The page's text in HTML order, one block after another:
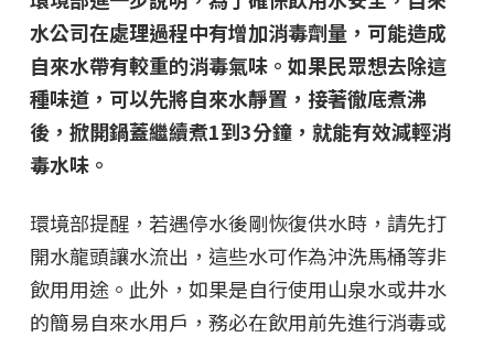
水公司在處理過程中有增加消毒劑量，可能造成
自來水帶有較重的消毒氣味。如果民眾想去除這
種味道，可以先將自來水靜置，接著徹底煮沸
後，掀開鍋蓋繼續煮1到3分鐘，就能有效減輕消
毒水味。
環境部提醒，若遇停水後剛恢復供水時，請先打
開水龍頭讓水流出，這些水可作為沖洗馬桶等非
飲用用途。此外，如果是自行使用山泉水或井水
的簡易自來水用戶，務必在飲用前先進行消毒或